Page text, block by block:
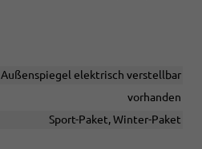
Außenspiegel elektrisch verstellbar
vorhanden
Sport-Paket, Winter-Paket